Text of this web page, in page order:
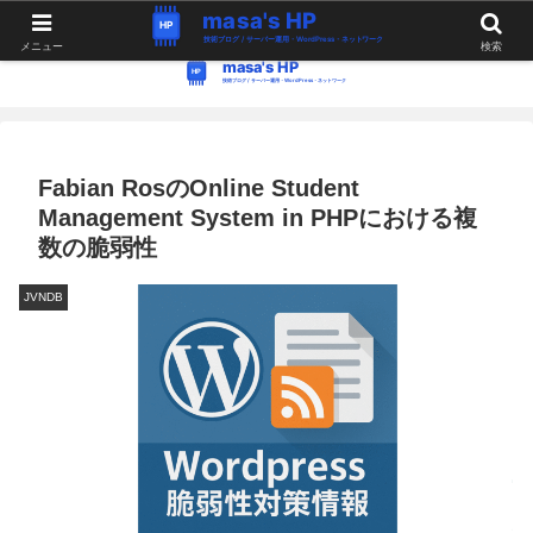
WordPress・Linux関連の情報。つぶやき。
Fabian RosのOnline Student
Management System in PHPにおける複
数の脆弱性
JVNDB
メニュー 検索